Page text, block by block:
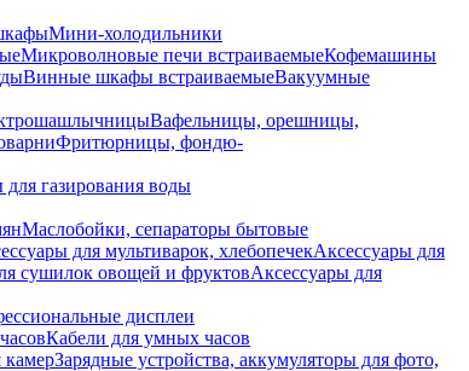
Мини-холодильники
Микроволновые печи встраиваемыеКофемашины
Винные шкафы встраиваемыеВакуумные
Вафельницы, орешницы,
Фритюрницы, фондю-
газирования воды
Маслобойки, сепараторы бытовые
для мультиварок, хлебопечекАксессуары для
сушилок овощей и фруктовАксессуары для
дисплеи
Кабели для умных часов
Зарядные устройства, аккумуляторы для фото,